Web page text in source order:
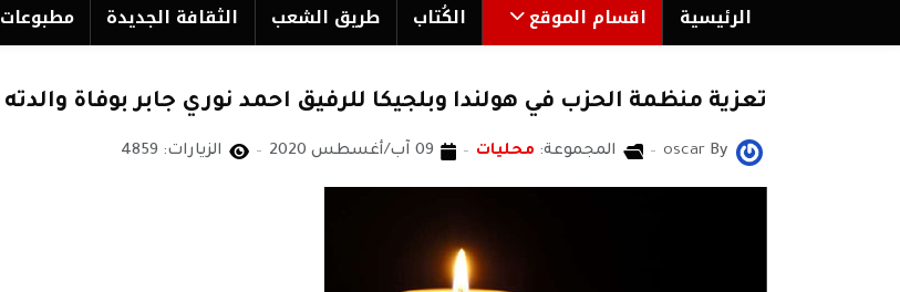
الرئیسية اقسام الموقع الكُتاب طریق الشعب الثقافة الجدیدة مطبوعات
تعزية منظمة الحزب في هولندا وبلجيكا للرفيق احمد نوري جابر بوفاة والدته
By
oscar المجموعة: محليات 09 آب/أغسطس 2020 الزيارات: 4859